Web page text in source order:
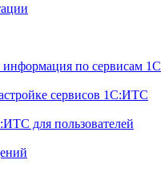
информация по сервисам 1С
сервисов 1С:ИТС
для пользователей